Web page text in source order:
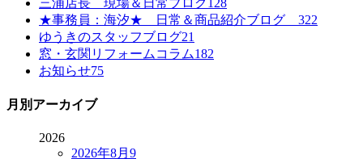
★事務員：海汐★ 日常＆商品紹介ブログ 322
ゆうきのスタッフブログ21
窓・玄関リフォームコラム182
お知らせ75
月別アーカイブ
2026
2026年8月 9